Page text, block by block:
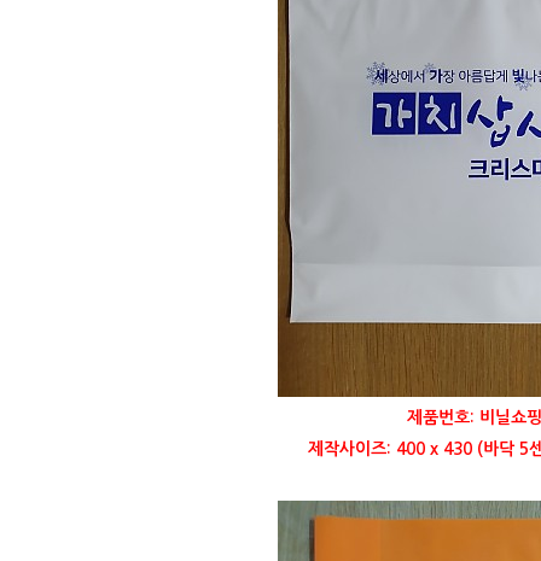
제품번호: 비닐쇼
제작사이즈: 400 x 430 (바닥 5